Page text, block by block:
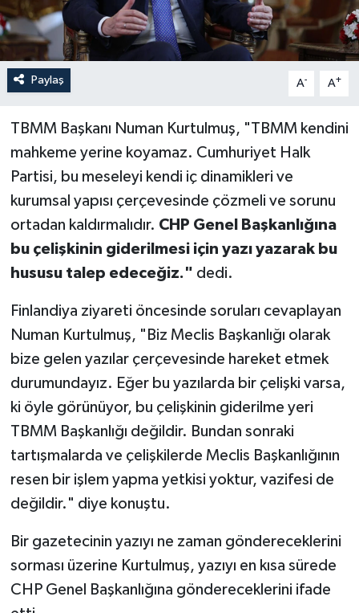
Paylaş A- A+
TBMM Başkanı Numan Kurtulmuş, "TBMM kendini
mahkeme yerine koyamaz. Cumhuriyet Halk
Partisi, bu meseleyi kendi iç dinamikleri ve
kurumsal yapısı çerçevesinde çözmeli ve sorunu
ortadan kaldırmalıdır. CHP Genel Başkanlığına
bu çelişkinin giderilmesi için yazı yazarak bu
hususu talep edeceğiz." dedi.
Finlandiya ziyareti öncesinde soruları cevaplayan
Numan Kurtulmuş, "Biz Meclis Başkanlığı olarak
bize gelen yazılar çerçevesinde hareket etmek
durumundayız. Eğer bu yazılarda bir çelişki varsa,
ki öyle görünüyor, bu çelişkinin giderilme yeri
TBMM Başkanlığı değildir. Bundan sonraki
tartışmalarda ve çelişkilerde Meclis Başkanlığının
resen bir işlem yapma yetkisi yoktur, vazifesi de
değildir." diye konuştu.
Bir gazetecinin yazıyı ne zaman göndereceklerini
sorması üzerine Kurtulmuş, yazıyı en kısa sürede
CHP Genel Başkanlığına göndereceklerini ifade